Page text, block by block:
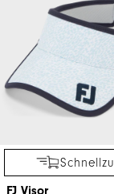
FJ Visor